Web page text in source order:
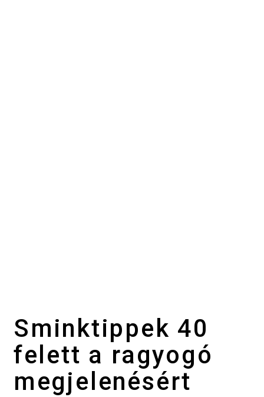
Sminktippek 40
felett a ragyogó
megjelenésért